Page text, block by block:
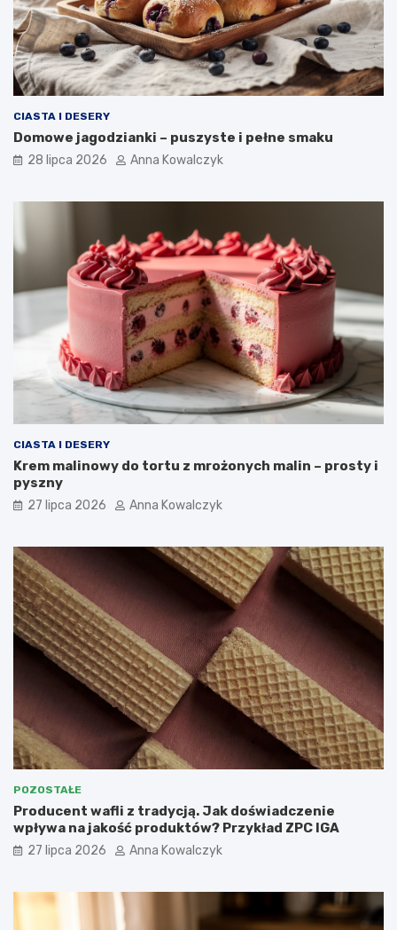
CIASTA I DESERY
Domowe jagodzianki – puszyste i pełne smaku
28 lipca 2026 Anna Kowalczyk
CIASTA I DESERY
Krem malinowy do tortu z mrożonych malin – prosty i
pyszny
27 lipca 2026 Anna Kowalczyk
POZOSTAŁE
Producent wafli z tradycją. Jak doświadczenie
wpływa na jakość produktów? Przykład ZPC IGA
27 lipca 2026 Anna Kowalczyk